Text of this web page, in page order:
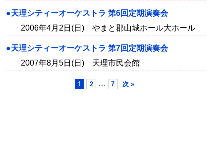
●天理シティーオーケストラ 第6回定期演奏会
2006年4月2日(日) やまと郡山城ホール大ホール
●天理シティーオーケストラ 第7回定期演奏会
2007年8月5日(日) 天理市民会館
1 2 … 7 次 »